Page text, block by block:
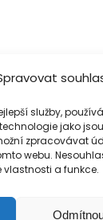
služby,
jako
zpracovávat
webu.
vlastnosti a funkce.